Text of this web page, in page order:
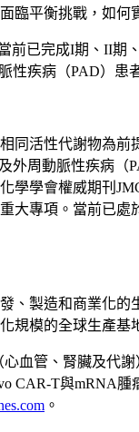
臨平衡挑戰，如
前已完成I期、II
性疾病（PAD）患
同活性代謝物為前
外周動脈性疾病
學學會權威期刊
大專項。當前已處
、製造和商業化
規模的全球生產
血管、腎臟及代
CAR-T與mRNA
。